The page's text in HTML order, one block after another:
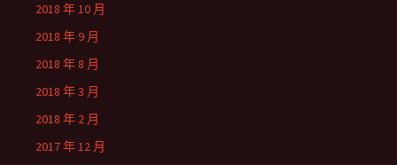
2018 年 10 月
2018 年 9 月
2018 年 8 月
2018 年 3 月
2018 年 2 月
2017 年 12 月